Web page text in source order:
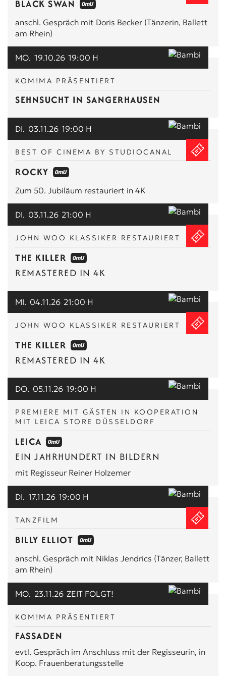
BLACK SWAN
anschl. Gespräch mit Doris Becker (Tänzerin, Ballett
am Rhein)
KOM!MA PRÄSENTIERT
SEHNSUCHT IN SANGERHAUSEN
MO. 19.10.26 19:00 H
BEST OF CINEMA BY STUDIOCANAL
ROCKY
Zum 50. Jubiläum restauriert in 4K
DI. 03.11.26 19:00 H
JOHN WOO KLASSIKER RESTAURIERT
THE KILLER
REMASTERED IN 4K
DI. 03.11.26 21:00 H
JOHN WOO KLASSIKER RESTAURIERT
THE KILLER
REMASTERED IN 4K
MI. 04.11.26 21:00 H
PREMIERE MIT GÄSTEN IN KOOPERATION
MIT LEICA STORE DÜSSELDORF
LEICA
EIN JAHRHUNDERT IN BILDERN
mit Regisseur Reiner Holzemer
DO. 05.11.26 19:00 H
TANZFILM
BILLY ELLIOT
anschl. Gespräch mit Niklas Jendrics (Tänzer, Ballett
am Rhein)
DI. 17.11.26 19:00 H
KOM!MA PRÄSENTIERT
FASSADEN
evtl. Gespräch im Anschluss mit der Regisseurin, in
Koop. Frauenberatungsstelle
MO. 23.11.26 ZEIT FOLGT!